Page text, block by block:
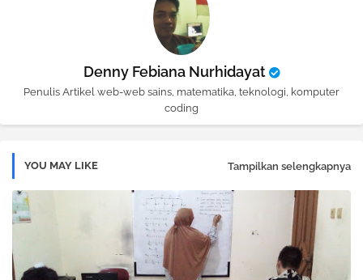
Denny Febiana Nurhidayat
Penulis Artikel web-web sains, matematika, teknologi, komputer
coding
YOU MAY LIKE Tampilkan selengkapnya